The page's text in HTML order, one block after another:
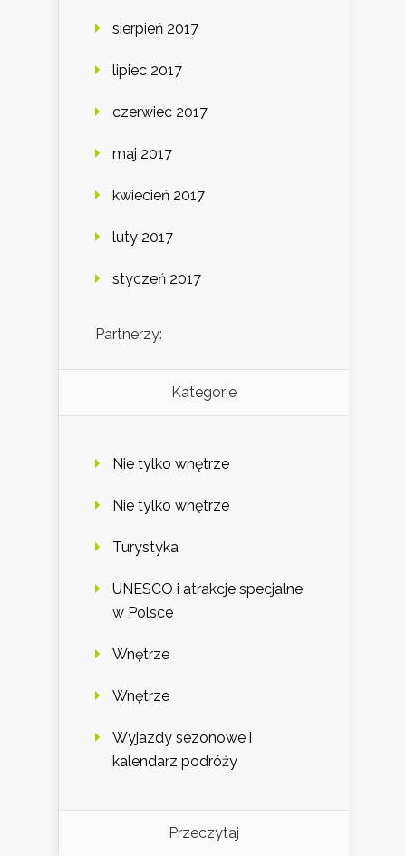
sierpień 2017
lipiec 2017
czerwiec 2017
maj 2017
kwiecień 2017
luty 2017
styczeń 2017
Partnerzy:
Kategorie
Nie tylko wnętrze
Nie tylko wnętrze
Turystyka
UNESCO i atrakcje specjalne
w Polsce
Wnętrze
Wnętrze
Wyjazdy sezonowe i
kalendarz podróży
Przeczytaj